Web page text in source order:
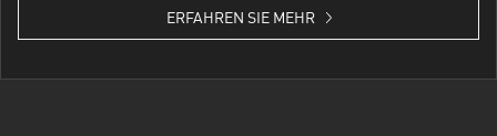
ERFAHREN SIE MEHR